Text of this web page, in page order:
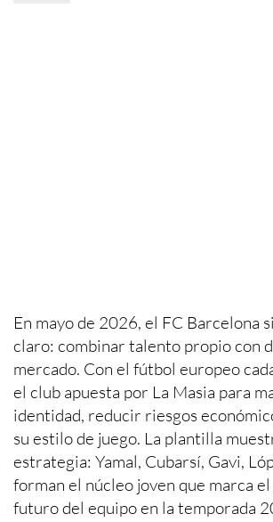
En mayo de 2026, el FC Barcelona
claro: combinar talento propio con
mercado. Con el fútbol europeo
el club apuesta por La Masia para
identidad, reducir riesgos
su estilo de juego. La plantilla
estrategia: Yamal, Cubarsí, Gavi,
forman el núcleo joven que marca
futuro del equipo en la temporada